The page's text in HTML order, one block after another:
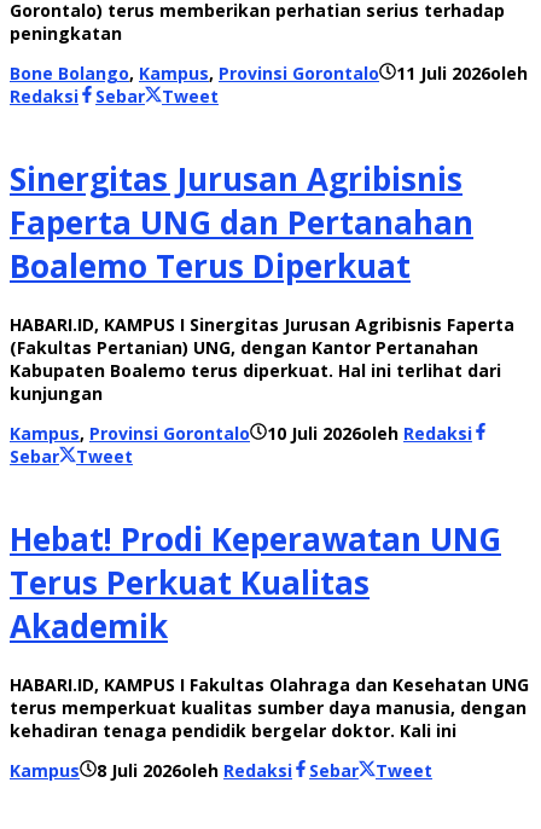
Gorontalo) terus memberikan perhatian serius terhadap
peningkatan
Bone Bolango, Kampus, Provinsi Gorontalo 11 Juli 2026oleh
Redaksi
Sebar Tweet
Sinergitas Jurusan Agribisnis
Faperta UNG dan Pertanahan
Boalemo Terus Diperkuat
HABARI.ID, KAMPUS I Sinergitas Jurusan Agribisnis Faperta
(Fakultas Pertanian) UNG, dengan Kantor Pertanahan
Kabupaten Boalemo terus diperkuat. Hal ini terlihat dari
kunjungan
Kampus, Provinsi Gorontalo 10 Juli 2026oleh Redaksi
Sebar
Tweet
Hebat! Prodi Keperawatan UNG
Terus Perkuat Kualitas
Akademik
HABARI.ID, KAMPUS I Fakultas Olahraga dan Kesehatan UNG
terus memperkuat kualitas sumber daya manusia, dengan
kehadiran tenaga pendidik bergelar doktor. Kali ini
Kampus
8 Juli 2026oleh Redaksi Sebar Tweet